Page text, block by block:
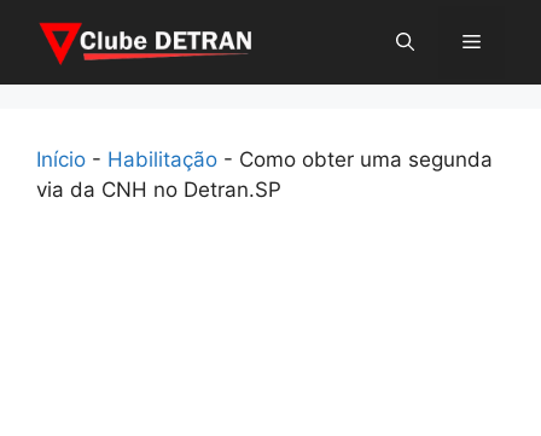
Menu
Início - Habilitação - Como obter uma segunda
via da CNH no Detran.SP